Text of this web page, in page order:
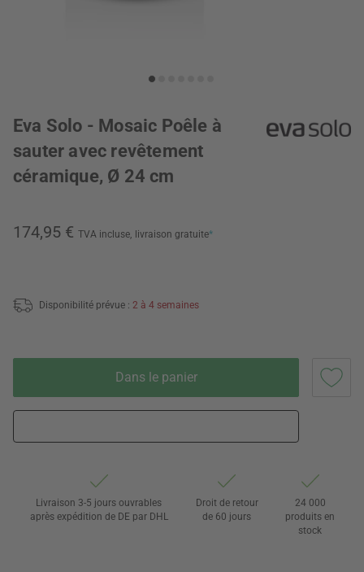
Eva Solo - Mosaic Poêle à
sauter avec revêtement
céramique, Ø 24 cm
174,95 € TVA incluse, livraison gratuite*
Disponibilité prévue : 2 à 4 semaines
Dans le panier
Livraison 3-5 jours ouvrables
après expédition de DE par DHL
Droit de retour
de 60 jours
24 000
produits en
stock